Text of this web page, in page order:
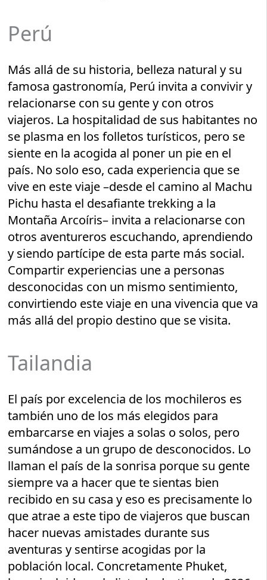
Perú
Más allá de su historia, belleza natural y su
famosa gastronomía, Perú invita a convivir y
relacionarse con su gente y con otros
viajeros. La hospitalidad de sus habitantes no
se plasma en los folletos turísticos, pero se
siente en la acogida al poner un pie en el
país. No solo eso, cada experiencia que se
vive en este viaje –desde el camino al Machu
Pichu hasta el desafiante trekking a la
Montaña Arcoíris– invita a relacionarse con
otros aventureros escuchando, aprendiendo
y siendo partícipe de esta parte más social.
Compartir experiencias une a personas
desconocidas con un mismo sentimiento,
convirtiendo este viaje en una vivencia que va
más allá del propio destino que se visita.
Tailandia
El país por excelencia de los mochileros es
también uno de los más elegidos para
embarcarse en viajes a solas o solos, pero
sumándose a un grupo de desconocidos. Lo
llaman el país de la sonrisa porque su gente
siempre va a hacer que te sientas bien
recibido en su casa y eso es precisamente lo
que atrae a este tipo de viajeros que buscan
hacer nuevas amistades durante sus
aventuras y sentirse acogidas por la
población local. Concretamente Phuket,